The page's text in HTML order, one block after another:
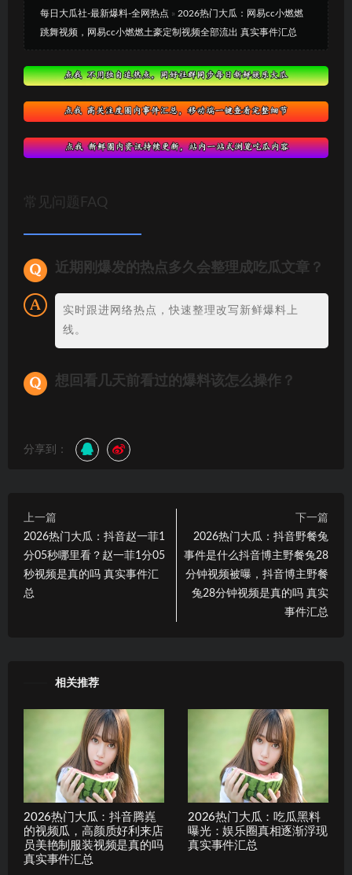
每日大瓜社-最新爆料-全网热点 » 2026热门大瓜：网易cc小燃燃
跳舞视频，网易cc小燃燃土豪定制视频全部流出 真实事件汇总
常见问题FAQ
近期刚爆发的热点多久会整理成吃瓜文章？
实时跟进网络热点，快速整理改写新鲜爆料上
线。
想回看几天前看过的爆料该怎么操作？
分享到：
上一篇
2026热门大瓜：抖音赵一菲1
分05秒哪里看？赵一菲1分05
秒视频是真的吗 真实事件汇
总
下一篇
2026热门大瓜：抖音野餐兔
事件是什么抖音博主野餐兔28
分钟视频被曝，抖音博主野餐
兔28分钟视频是真的吗 真实
事件汇总
相关推荐
2026热门大瓜：抖音腾嶤
的视频瓜，高颜质好利来店
员美艳制服装视频是真的吗
真实事件汇总
2026热门大瓜：吃瓜黑料
曝光：娱乐圈真相逐渐浮现
真实事件汇总